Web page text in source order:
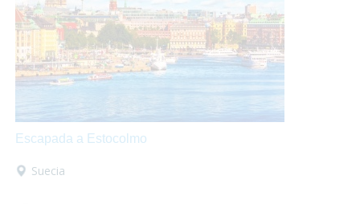
que escápate a conocer Praga, en el corazón de Europa
¡Sólo disfruta!
Escapada a Estocolmo
Suecia